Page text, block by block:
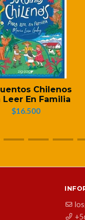
Chilenos
Leer En Familia
$16.500